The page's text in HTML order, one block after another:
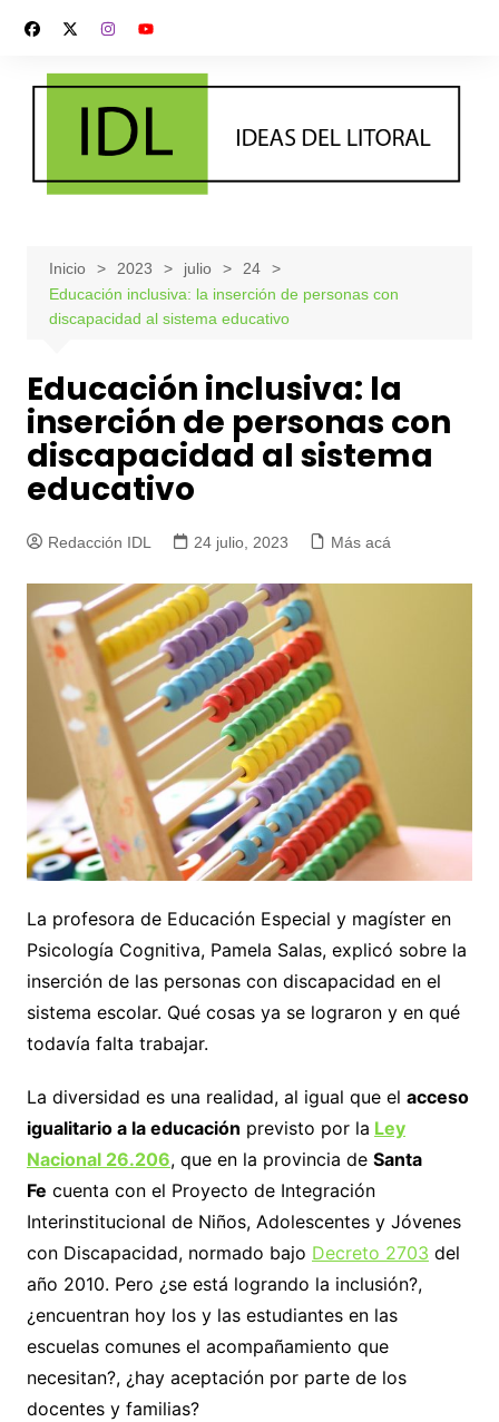
contenido
Inicio 2023 julio
24
Educación inclusiva: la inserción de personas con
discapacidad al sistema educativo
Educación inclusiva: la
inserción de personas con
discapacidad al sistema
educativo
Redacción IDL 24 julio, 2023 Más acá
La profesora de Educación Especial y magíster en
Psicología Cognitiva, Pamela Salas, explicó sobre la
inserción de las personas con discapacidad en el
sistema escolar. Qué cosas ya se lograron y en qué
todavía falta trabajar.
La diversidad es una realidad, al igual que el acceso
igualitario a la educación previsto por la Ley
Nacional 26.206, que en la provincia de Santa
Fe cuenta con el Proyecto de Integración
Interinstitucional de Niños, Adolescentes y Jóvenes
con Discapacidad, normado bajo Decreto 2703 del
año 2010. Pero ¿se está logrando la inclusión?,
¿encuentran hoy los y las estudiantes en las
escuelas comunes el acompañamiento que
necesitan?, ¿hay aceptación por parte de los
docentes y familias?